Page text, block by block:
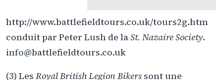
http://www.battlefieldtours.co.uk/tours2g.htm
conduit par Peter Lush de laSt. Nazaire Society.
info@battlefieldtours.co.uk
(3) Les Royal British Legion Bikers sont une